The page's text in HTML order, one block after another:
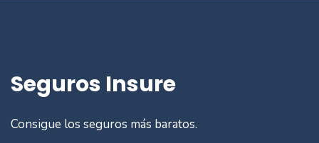
Seguros Insure
Consigue los seguros más baratos.